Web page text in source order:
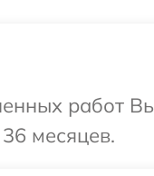
работ
месяцев.